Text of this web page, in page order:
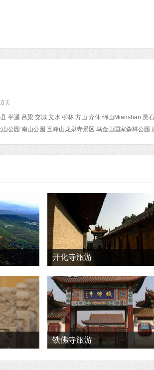
天
文化园 北山公园 南山公园 五峰山龙
开化寺旅游
铁佛寺旅游